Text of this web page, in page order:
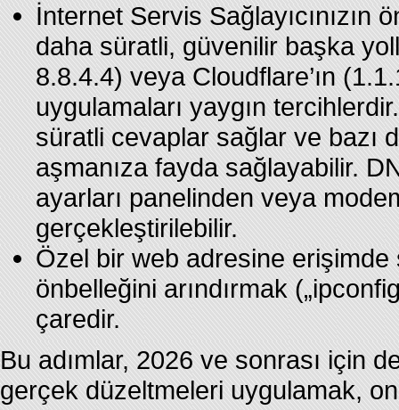
İnternet Servis Sağlayıcınızın
daha süratli, güvenilir başka
8.8.4.4) veya Cloudflare’ın
uygulamaları yaygın
süratli cevaplar sağlar ve bazı
aşmanıza fayda sağlayabilir.
ayarları panelinden veya
gerçekleştirilebilir.
Özel bir web adresine erişimde
önbelleğini arındırmak
çaredir.
Bu adımlar, 2026 ve sonrası için
gerçek düzeltmeleri uygulamak,